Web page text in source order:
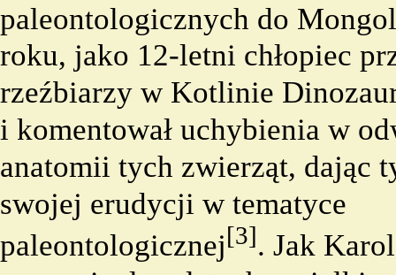
paleontologicznych do
roku, jako 12-letni chłopiec
rzeźbiarzy w Kotlinie
i komentował uchybienia w
anatomii tych zwierząt, dając
swojej erudycji w tematyce
paleontologicznej[3]. Jak